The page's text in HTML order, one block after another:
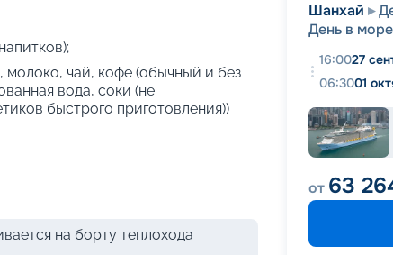
молоко, чай, кофе (обычный и без
вода, соки (не
быстрого приготовления))
на борту теплохода
Шанхай
День в море
16:0027
06:3001
от 63